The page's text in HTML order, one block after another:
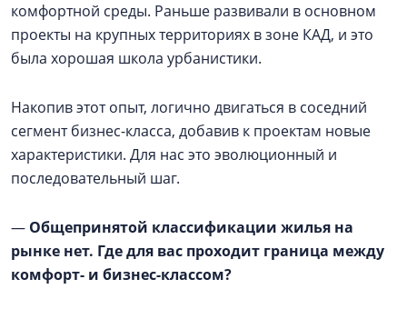
комфортной среды. Раньше развивали в основном
проекты на крупных территориях в зоне КАД, и это
была хорошая школа урбанистики.
Накопив этот опыт, логично двигаться в соседний
сегмент бизнес-класса, добавив к проектам новые
характеристики. Для нас это эволюционный и
последовательный шаг.
— Общепринятой классификации жилья на
рынке нет. Где для вас проходит граница между
комфорт- и бизнес-классом?